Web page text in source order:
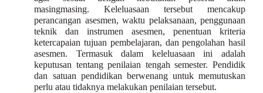
masingmasing. Keleluasaan tersebut mencakup
perancangan asesmen, waktu pelaksanaan, penggunaan
teknik dan instrumen asesmen, penentuan kriteria
ketercapaian tujuan pembelajaran, dan pengolahan hasil
asesmen. Termasuk dalam keleluasaan ini adalah
keputusan tentang penilaian tengah semester. Pendidik
dan satuan pendidikan berwenang untuk memutuskan
perlu atau tidaknya melakukan penilaian tersebut.